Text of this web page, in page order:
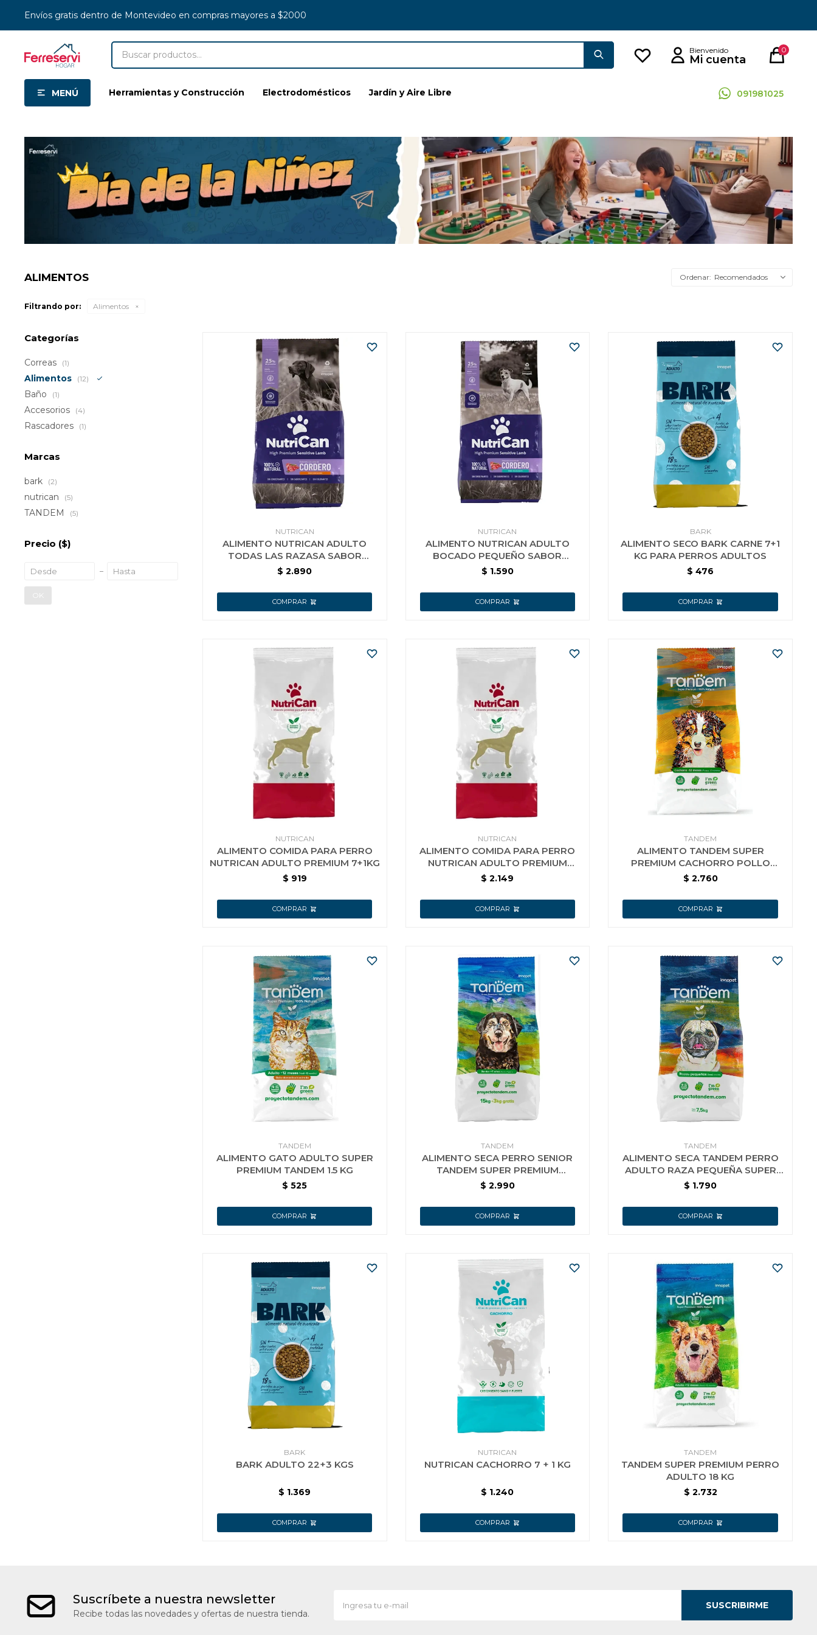
MENÚ Herramientas y Construcción Electrodomésticos Jardín y Aire Libre 091981025
0
Envíos gratis dentro de Montevideo en compras mayores a $2000
ALIMENTOS Recomendados
Filtrando por: Alimentos
NUTRICAN
ALIMENTO NUTRICAN ADULTO
TODAS LAS RAZASA SABOR
CORDERO 20 KG
$ 2.890
NUTRICAN
ALIMENTO NUTRICAN ADULTO
BOCADO PEQUEÑO SABOR
CORDERO 7 KG
$ 1.590
BARK
ALIMENTO SECO BARK CARNE 7+1
KG PARA PERROS ADULTOS
$ 476
NUTRICAN
ALIMENTO COMIDA PARA PERRO
NUTRICAN ADULTO PREMIUM 7+1KG
$ 919
NUTRICAN
ALIMENTO COMIDA PARA PERRO
NUTRICAN ADULTO PREMIUM
20+2KG
$ 2.149
TANDEM
ALIMENTO TANDEM SUPER
PREMIUM CACHORRO POLLO
BOLSA 18 KG
$ 2.760
TANDEM
ALIMENTO GATO ADULTO SUPER
PREMIUM TANDEM 1.5 KG
$ 525
TANDEM
ALIMENTO SECA PERRO SENIOR
TANDEM SUPER PREMIUM
ARTICULACIONES 18 KG
$ 2.990
TANDEM
ALIMENTO SECA TANDEM PERRO
ADULTO RAZA PEQUEÑA SUPER
PREMIUM 7.5 KG
$ 1.790
BARK
BARK ADULTO 22+3 KGS
$ 1.369
NUTRICAN
NUTRICAN CACHORRO 7 + 1 KG
$ 1.240
TANDEM
TANDEM SUPER PREMIUM PERRO
ADULTO 18 KG
$ 2.732
Categorías
Correas (1)
Alimentos (12)
Baño (1)
Accesorios (4)
Rascadores (1)
Marcas
bark (2)
nutrican (5)
TANDEM (5)
Precio ($)
OK
Suscríbete a nuestra newsletter
Recibe todas las novedades y ofertas de nuestra tienda.
SUSCRIBIRME